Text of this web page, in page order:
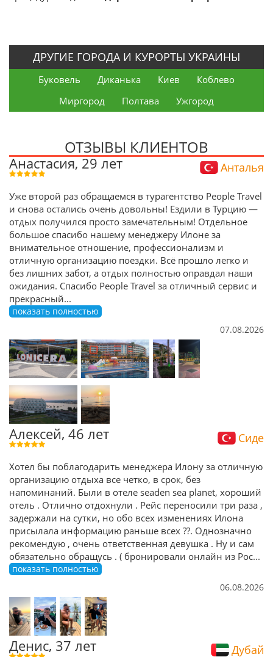
ДРУГИЕ ГОРОДА И КУРОРТЫ УКРАИНЫ
Буковель Диканька Киев
Коблево
Миргород
Полтава Ужгород
ОТЗЫВЫ КЛИЕНТОВ
Анастасия, 29 лет Анталья
Уже второй раз обращаемся в турагентство People Travel
и снова остались очень довольны! Ездили в Турцию —
отдых получился просто замечательным! Отдельное
большое спасибо нашему менеджеру Илоне за
внимательное отношение, профессионализм и
отличную организацию поездки. Всё прошло легко и
без лишних забот, а отдых полностью оправдал наши
ожидания. Спасибо People Travel за отличный сервис и
прекрасный...
показать полностью
07.08.2026
Алексей, 46 лет Сиде
Хотел бы поблагодарить менеджера Илону за отличную
организацию отдыха все четко, в срок, без
напоминаний. Были в отеле seaden sea planet, хороший
отель . Отлично отдохнули . Рейс переносили три раза ,
задержали на сутки, но обо всех изменениях Илона
присылала информацию раньше всех ??. Однозначно
рекомендую , очень ответственная девушка . Ну и сам
обязательно обращусь . ( бронировали онлайн из Рос...
показать полностью
06.08.2026
Денис, 37 лет Дубай